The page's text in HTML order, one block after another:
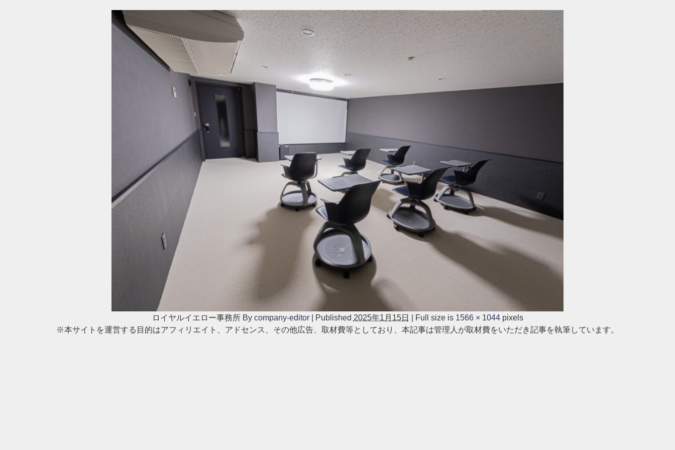
ロイヤルイエロー事務所 By company-editor Published 2025年1月15日 Full size is 1566 × 1044pixels
※本サイトを運営する目的はアフィリエイト、アドセンス、その他広告、取材費等としており、本記事は管理人が取材費をいただき記事を執筆しています。